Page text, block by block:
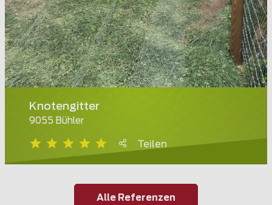
Knotengitter
9055 Bühler
Teilen
Alle Referenzen